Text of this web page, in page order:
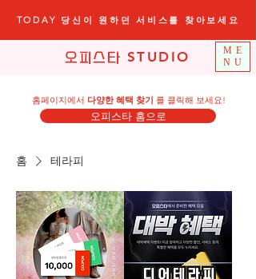
오피스타 STUDIO
TODAY 당신이 원하던 서비스를 찾아보세요
ME
NU
​홈페이지에서 다양한 혜택 찾기 ​ 를 클릭해 보세요!
오피스타 홈으로
홈 테라피